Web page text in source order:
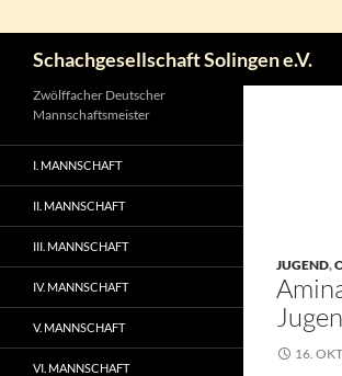
Schachgesellschaft Solingen e.V.
JUGEND,
16.
Zwölffacher Deutscher
Mannschaftsmeister
I. MANNSCHAFT
II. MANNSCHAFT
III. MANNSCHAFT
IV. MANNSCHAFT
V. MANNSCHAFT
VI. MANNSCHAFT